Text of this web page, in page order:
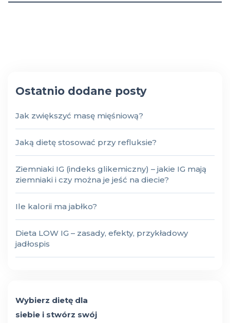
Ostatnio dodane posty
Jak zwiększyć masę mięśniową?
Jaką dietę stosować przy refluksie?
Ziemniaki IG (indeks glikemiczny) – jakie IG mają
ziemniaki i czy można je jeść na diecie?
Ile kalorii ma jabłko?
Dieta LOW IG – zasady, efekty, przykładowy
jadłospis
Wybierz dietę dla
siebie i stwórz swój